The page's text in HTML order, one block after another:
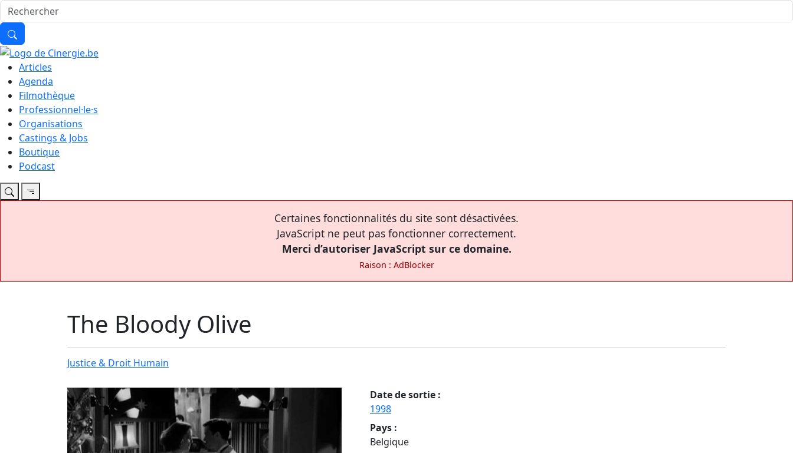
Articles
Agenda
Filmothèque
Professionnel·le·s
Organisations
Castings & Jobs
Boutique
Podcast
Certaines fonctionnalités du site sont désactivées.
JavaScript ne peut pas fonctionner correctement.
Merci d’autoriser JavaScript sur ce domaine.
Raison : AdBlocker
The Bloody Olive
Justice & Droit Humain
Date de sortie :
1998
Pays :
Belgique